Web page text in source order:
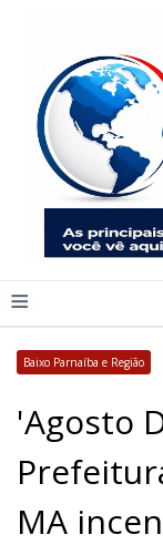
≡
Baixo Parnaíba e Região
'Agosto
MA